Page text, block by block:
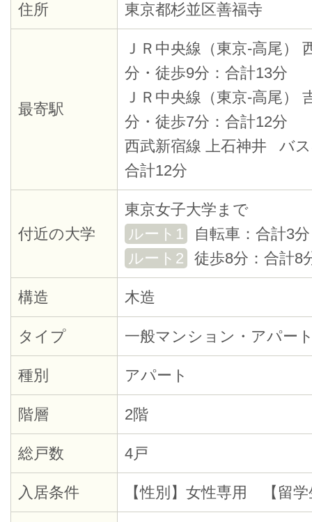
住所 東京都杉並区善福寺
最寄駅
ＪＲ中央線（東京-高尾）
分・徒歩9分：合計13分
ＪＲ中央線（東京-高尾）
分・徒歩7分：合計12分
西武新宿線 上石神井 バ
合計12分
付近の大学
東京女子大学まで
ルート1
自転車：合計3分
ルート2
徒歩8分：合計8
構造 木造
タイプ 一般マンション・アパー
種別 アパート
階層 2階
総戸数 4戸
入居条件 【性別】女性専用 【留